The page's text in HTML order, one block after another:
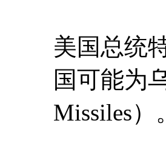
美国总统
国可能为
Missiles）。